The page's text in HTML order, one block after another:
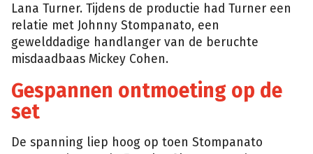
Lana Turner. Tijdens de productie had Turner een
relatie met Johnny Stompanato, een
gewelddadige handlanger van de beruchte
misdaadbaas Mickey Cohen.
Gespannen ontmoeting op de
set
De spanning liep hoog op toen Stompanato